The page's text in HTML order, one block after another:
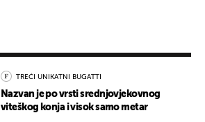
TREĆI UNIKATNI BUGATTI
Nazvan je po vrsti srednjovjekovnog
viteškog konja i visok samo metar